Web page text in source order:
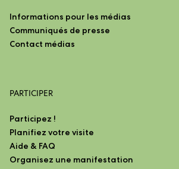
Informations pour les médias
Communiqués de presse
Contact médias
PARTICIPER
Participez !
Planifiez votre visite
Aide & FAQ
Organisez une manifestation